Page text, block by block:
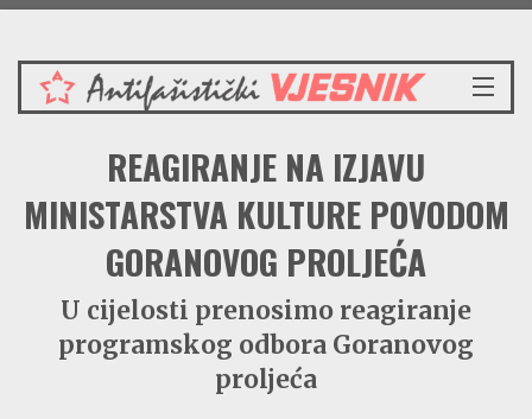
Nedjelja 9.8.2026.
REDAKCIJSKI KOMENTAR
VJESNIKOV KALENDAR
CRVENI ZABAVNIK
PRENOSIMO
SPOMENICI
BORBENA BIBLIOTEKA
REAGIRANJE NA IZJAVU
MINISTARSTVA KULTURE POVODOM
GORANOVOG PROLJEĆA
U cijelosti prenosimo reagiranje
programskog odbora Goranovog
proljeća